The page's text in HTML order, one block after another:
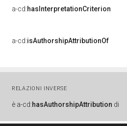
a-cd:hasInterpretationCriterion
a-cd:isAuthorshipAttributionOf
RELAZIONI INVERSE
è a-cd:hasAuthorshipAttribution di